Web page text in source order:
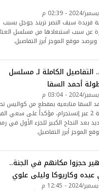
فريدة سيف النصر تريند جوجل بسبب
عن سبب استبعادها من مسلسل
موقع الموجز أبرز التفاصيل.
رمضان 2025.. التفاصيل الكاملة لـ مسلسل
السقا متابعيه بمقطع من كواليس
مسلسل العاتولة 2 عبر إنستجرام، مؤكداً على سعي
بعد النجاح الكبير للجزء الأول في
حجزوا مكانهم في الجنة..
وكاريوكا وليلى علوي